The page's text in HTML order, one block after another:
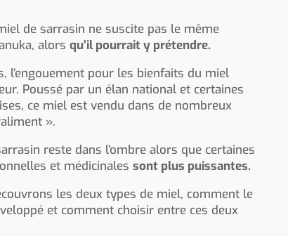
de sarrasin ne suscite pas le même
alorsqu’il pourrait y prétendre.
l’engouement pour les bienfaits du miel
Poussé par un élan national et certaines
ce miel est vendu dans de nombreux
».
reste dans l’ombre alors que certaines
et médicinalessont plus puissantes.
les deux types de miel, comment le
et comment choisir entre ces deux